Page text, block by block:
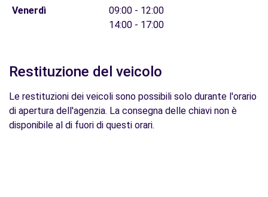
Venerdì
09:00 - 12:00
14:00 - 17:00
Restituzione del veicolo
Le restituzioni dei veicoli sono possibili solo durante l'orario
di apertura dell'agenzia. La consegna delle chiavi non è
disponibile al di fuori di questi orari.